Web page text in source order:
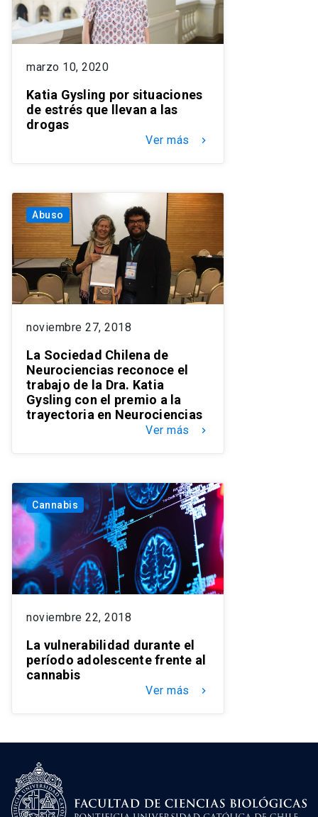
marzo 10, 2020
Katia Gysling por situaciones
de estrés que llevan a las
drogas
Ver más keyboard_arrow_right
Abuso
noviembre 27, 2018
La Sociedad Chilena de
Neurociencias reconoce el
trabajo de la Dra. Katia
Gysling con el premio a la
trayectoria en Neurociencias
Ver más keyboard_arrow_right
Cannabis
noviembre 22, 2018
La vulnerabilidad durante el
período adolescente frente al
cannabis
Ver más keyboard_arrow_right